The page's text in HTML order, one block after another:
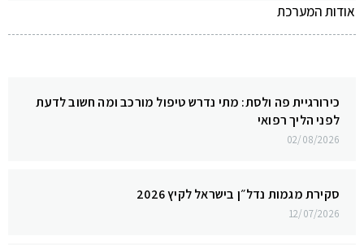
אודות המערכת
כירורגיית פה ולסת: מתי נדרש טיפול מורכב ומה חשוב לדעת
לפני הליך רפואי
02/08/2026
סקירת מגמות נדל״ן בישראל לקיץ 2026
12/07/2026